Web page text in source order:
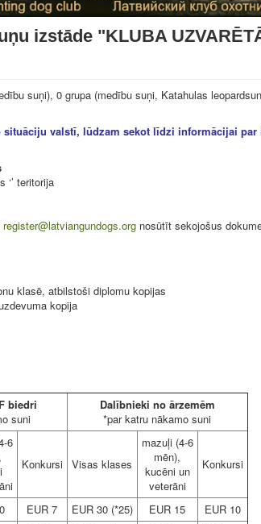
izstāde "KLUBA
suņi), 0 grupa (medību suņi, Katahulas
situāciju valstī, lūdzam sekot līdzi informācijai par
‘’ teritorija
register@latviangundogs.orgnosūtīt sekojošus
klasē, atbilstoši diplomu kopijas
kopija
biedri
suni
Dalībnieki no ārzemēm
*par katru nākamo suni
6
Konkursi Visas klases
mazuļi (4-6
mēn),
kucēni un
veterāni
Konkursi
EUR 7 EUR 30 (*25) EUR 15
EUR 10